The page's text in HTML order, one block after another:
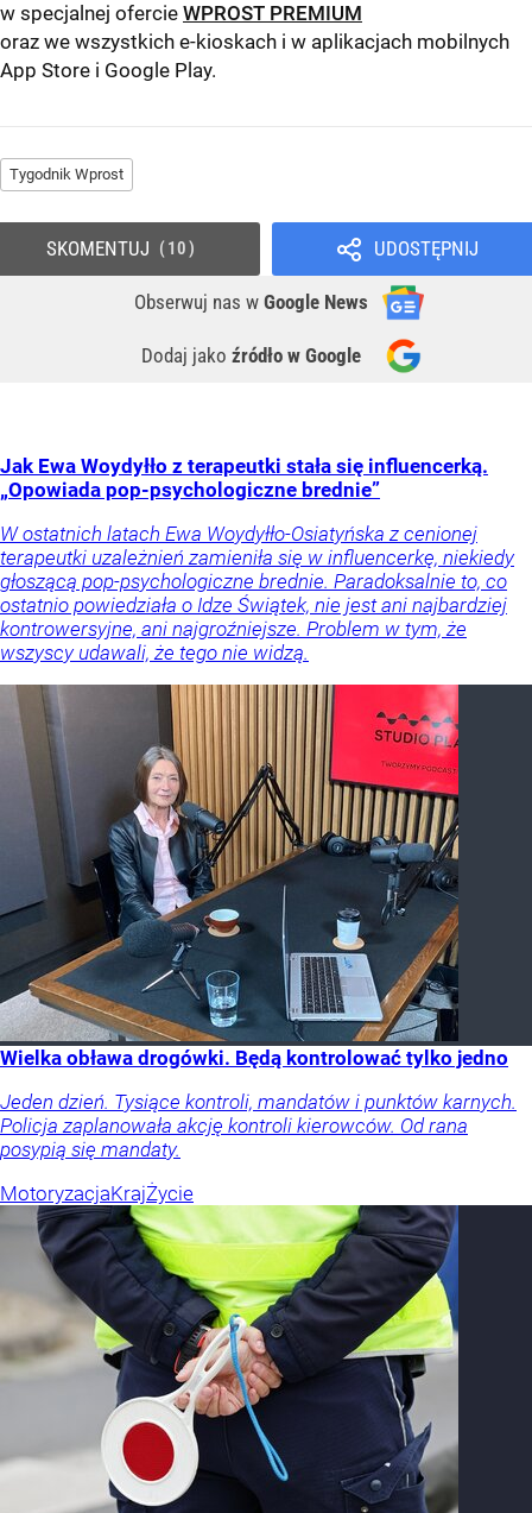
w specjalnej ofercie WPROST PREMIUM
oraz we wszystkich e-kioskach i w aplikacjach mobilnych
App Store i Google Play.
Tygodnik Wprost
UDOSTĘPNIJ
Obserwuj nas w Google News
Dodaj jako źródło w Google
SKOMENTUJ 10
Jak Ewa Woydyłło z terapeutki stała się influencerką.
„Opowiada pop-psychologiczne brednie”
W ostatnich latach Ewa Woydyłło-Osiatyńska z cenionej
terapeutki uzależnień zamieniła się w influencerkę, niekiedy
głoszącą pop-psychologiczne brednie. Paradoksalnie to, co
ostatnio powiedziała o Idze Świątek, nie jest ani najbardziej
kontrowersyjne, ani najgroźniejsze. Problem w tym, że
wszyscy udawali, że tego nie widzą.
Wielka obława drogówki. Będą kontrolować tylko jedno
Jeden dzień. Tysiące kontroli, mandatów i punktów karnych.
Policja zaplanowała akcję kontroli kierowców. Od rana
posypią się mandaty.
MotoryzacjaKrajŻycie